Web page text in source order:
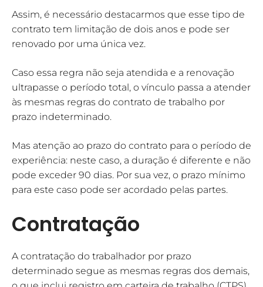
Assim, é necessário destacarmos que esse tipo de
contrato tem limitação de dois anos e pode ser
renovado por uma única vez.
Caso essa regra não seja atendida e a renovação
ultrapasse o período total, o vínculo passa a atender
às mesmas regras do contrato de trabalho por
prazo indeterminado.
Mas atenção ao prazo do contrato para o período de
experiência: neste caso, a duração é diferente e não
pode exceder 90 dias. Por sua vez, o prazo mínimo
para este caso pode ser acordado pelas partes.
Contratação
A contratação do trabalhador por prazo
determinado segue as mesmas regras dos demais,